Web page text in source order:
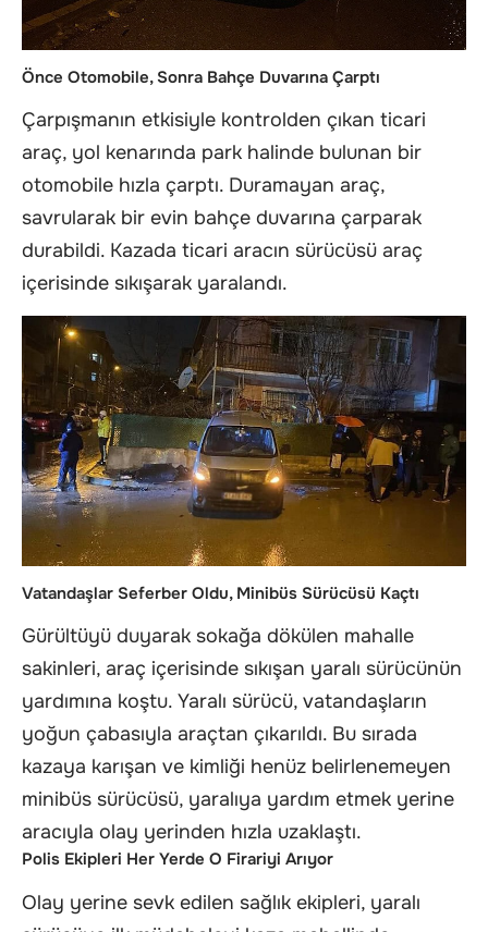
Önce Otomobile, Sonra Bahçe Duvarına Çarptı
Çarpışmanın etkisiyle kontrolden çıkan ticari
araç, yol kenarında park halinde bulunan bir
otomobile hızla çarptı. Duramayan araç,
savrularak bir evin bahçe duvarına çarparak
durabildi. Kazada ticari aracın sürücüsü araç
içerisinde sıkışarak yaralandı.
Vatandaşlar Seferber Oldu, Minibüs Sürücüsü Kaçtı
Gürültüyü duyarak sokağa dökülen mahalle
sakinleri, araç içerisinde sıkışan yaralı sürücünün
yardımına koştu. Yaralı sürücü, vatandaşların
yoğun çabasıyla araçtan çıkarıldı. Bu sırada
kazaya karışan ve kimliği henüz belirlenemeyen
minibüs sürücüsü, yaralıya yardım etmek yerine
aracıyla olay yerinden hızla uzaklaştı.
Polis Ekipleri Her Yerde O Firariyi Arıyor
Olay yerine sevk edilen sağlık ekipleri, yaralı